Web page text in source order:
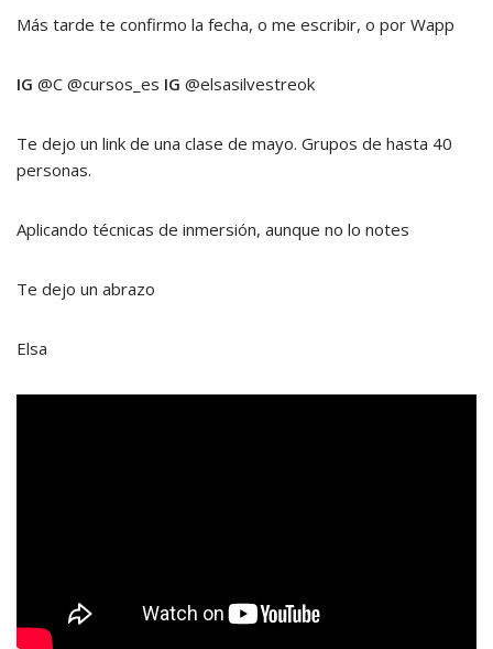
Más tarde te confirmo la fecha, o me escribir, o por Wapp
IG @C @cursos_es IG @elsasilvestreok
Te dejo un link de una clase de mayo. Grupos de hasta 40
personas.
Aplicando técnicas de inmersión, aunque no lo notes
Te dejo un abrazo
Elsa